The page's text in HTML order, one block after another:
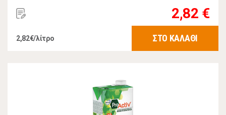
2,82 €
2,82€/λίτρο ΣΤΟ ΚΑΛΑΘΙ